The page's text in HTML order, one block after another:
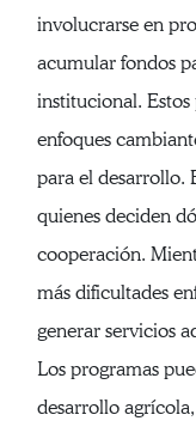
involucrarse en
acumular fondos
institucional. Estos
enfoques
para el desarrollo.
quienes deciden
cooperación.
más dificultades
generar servicios
Los programas
desarrollo